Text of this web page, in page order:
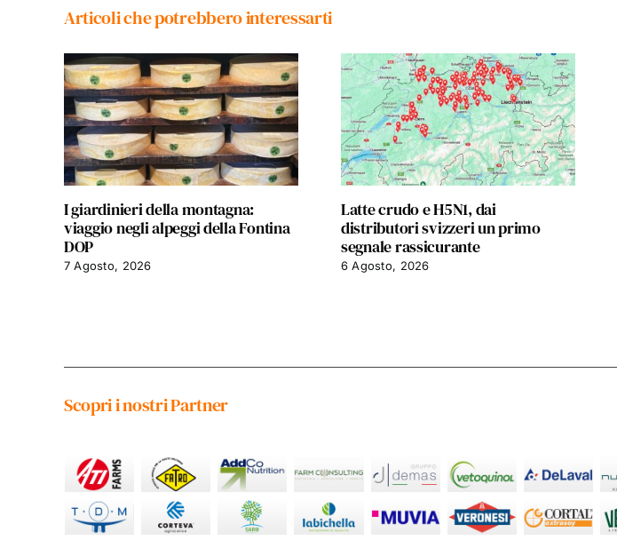
Articoli che potrebbero interessarti
I giardinieri della montagna:
viaggio negli alpeggi della Fontina
DOP
7 Agosto, 2026
Latte crudo e H5N1, dai
distributori svizzeri un primo
segnale rassicurante
6 Agosto, 2026
Scopri i nostri Partner